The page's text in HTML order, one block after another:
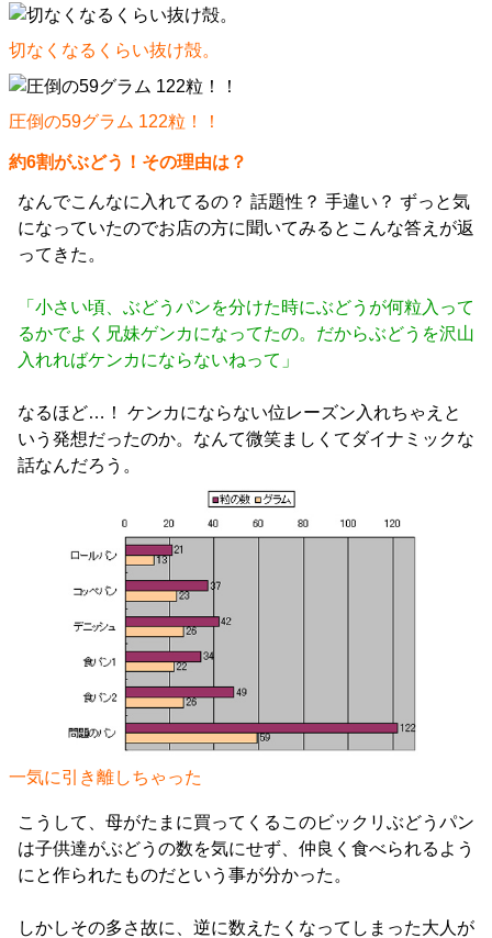
切なくなるくらい抜け殻。
圧倒の59グラム 122粒！！
約6割がぶどう！その理由は？
なんでこんなに入れてるの？ 話題性？ 手違い？ ずっと気
になっていたのでお店の方に聞いてみるとこんな答えが返
ってきた。
「小さい頃、ぶどうパンを分けた時にぶどうが何粒入って
るかでよく兄妹ゲンカになってたの。だからぶどうを沢山
入れればケンカにならないねって」
なるほど…！ ケンカにならない位レーズン入れちゃえと
いう発想だったのか。なんて微笑ましくてダイナミックな
話なんだろう。
一気に引き離しちゃった
こうして、母がたまに買ってくるこのビックリぶどうパン
は子供達がぶどうの数を気にせず、仲良く食べられるよう
にと作られたものだという事が分かった。
しかしその多さ故に、逆に数えたくなってしまった大人が